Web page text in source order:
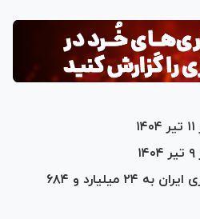
مجموع مبادلات تجاری ایران به ۲۴ میلیارد و ۶۸۴